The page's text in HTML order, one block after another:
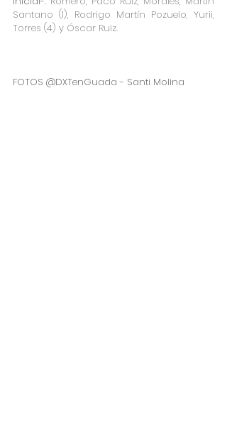
Santano (1), Rodrigo Martín Pozuelo, Yurii,
Torres (4) y Óscar Ruiz.
FOTOS @DXTenGuada - Santi Molina